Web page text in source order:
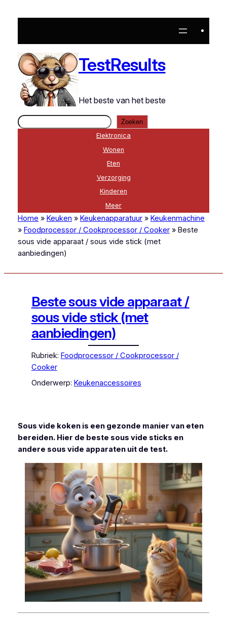
naar
inhoud
TestResults
Het beste van het beste
Zoeken
Zoeken
Elektronica
Wonen
Eten
Verzorging
Kinderen
Meer
Home » Keuken » Keukenapparatuur » Keukenmachine
» Foodprocessor / Cookprocessor / Cooker »Beste
sous vide apparaat / sous vide stick (met
aanbiedingen)
Beste sous vide apparaat /
sous vide stick (met
aanbiedingen)
Rubriek: Foodprocessor / Cookprocessor /
Cooker
Onderwerp: Keukenaccessoires
Sous vide koken is een gezonde manier van eten
bereiden. Hier de beste sous vide sticks en
andere sous vide apparaten uit de test.